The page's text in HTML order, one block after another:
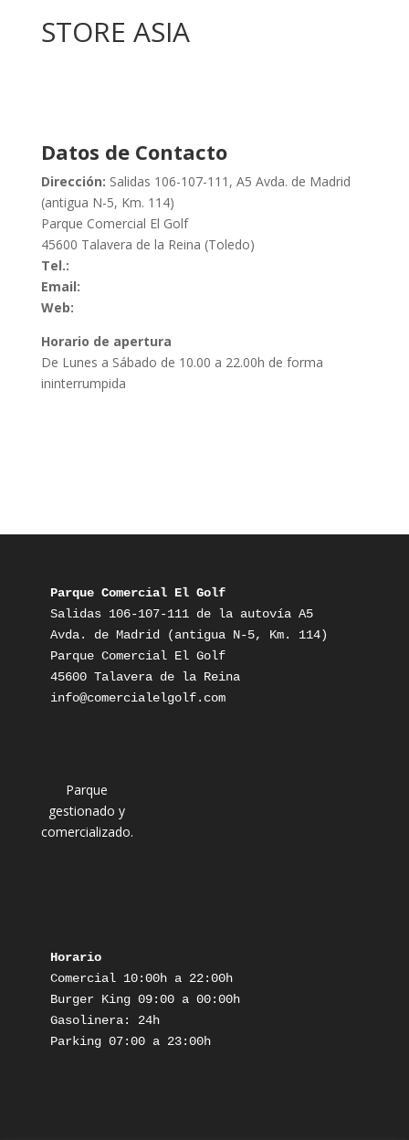
STORE ASIA
Datos de Contacto
Dirección: Salidas 106-107-111, A5 Avda. de Madrid
(antigua N-5, Km. 114)
Parque Comercial El Golf
45600 Talavera de la Reina (Toledo)
Tel.:
Email:
Web:
Horario de apertura
De Lunes a Sábado de 10.00 a 22.00h de forma
ininterrumpida
Parque Comercial El Golf
Salidas 106-107-111 de la autovía A5
Avda. de Madrid (antigua N-5, Km. 114)
Parque Comercial El Golf
45600 Talavera de la Reina
info@comercialelgolf.com
Parque
gestionado y
comercializado.
Horario
Comercial 10:00h a 22:00h
Burger King 09:00 a 00:00h
Gasolinera: 24h
Parking 07:00 a 23:00h